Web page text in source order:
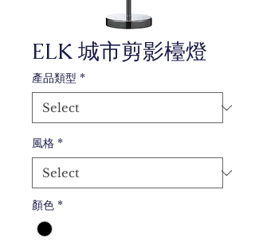
ELK 城市剪影檯燈
產品類型 *
風格 *
顏色 *